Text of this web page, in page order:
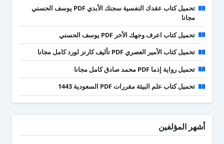
تحميل كتاب عقدك النفسية سجنك الأبدي PDF يوسف الحسني
مجانا
تحميل كتاب اعرف وجهك الأخر PDF يوسف الحسني
تحميل كتاب الأمير العصري PDF تأليف كارنز لورد كامل مجانا
تحميل رواية إذما PDF محمد صادق كامل مجانا
تحميل كتاب علم البيئة مقررات PDF السعودية 1443
أشهر المؤلفين